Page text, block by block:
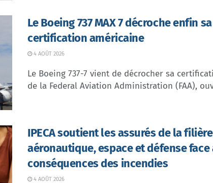
Le Boeing 737 MAX 7 décroche enfin sa
certification américaine
4 AOÛT 2026
Le Boeing 737-7 vient de décrocher sa
de la Federal Aviation Administration (FAA),
IPECA soutient les assurés de la filière
aéronautique, espace et défense face
conséquences des incendies
4 AOÛT 2026